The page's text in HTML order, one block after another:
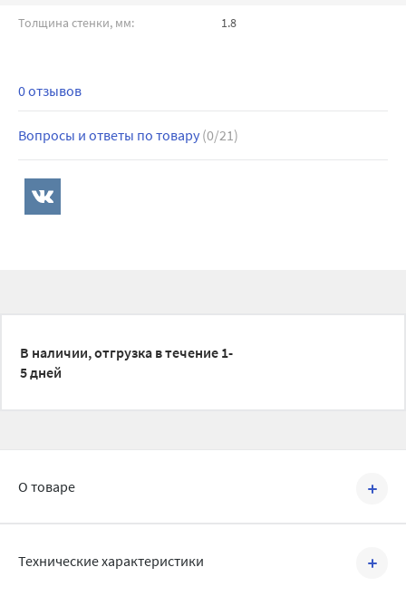
Толщина стенки, мм: 1.8
0 отзывов
Вопросы и ответы по товару (0/21)
В наличии, отгрузка в течение 1-
5 дней
О товаре
Технические характеристики